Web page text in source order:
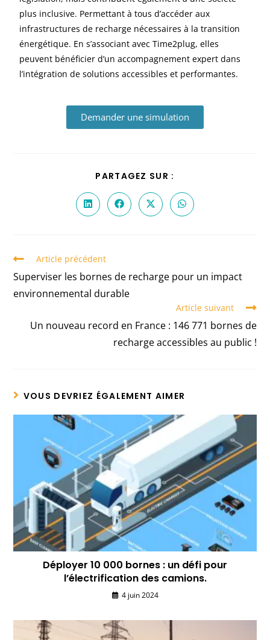
plus inclusive. Permettant à tous d’accéder aux
infrastructures de recharge nécessaires à la transition
énergétique. En s’associant avec Time2plug, elles
peuvent bénéficier d’un accompagnement expert dans
l’intégration de solutions accessibles et performantes.
Demander une simulation
PARTAGEZ SUR :
Article précédent
Superviser les bornes de recharge pour un impact
environnemental durable
Article suivant
Un nouveau record en France : 146 771 bornes de
recharge accessibles au public !
VOUS DEVRIEZ ÉGALEMENT AIMER
Déployer 10 000 bornes : un défi pour
l’électrification des camions.
4 juin 2024